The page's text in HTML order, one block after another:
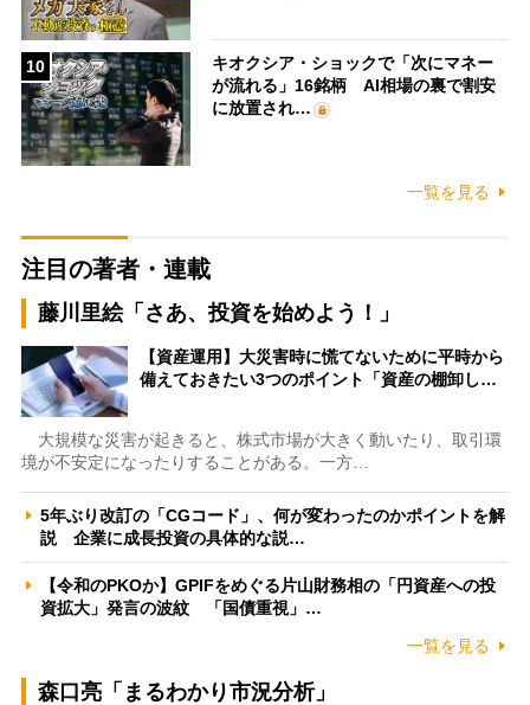
10
キオクシア・ショックで「次にマネー
が流れる」16銘柄 AI相場の裏で割安
に放置され…
一覧を見る
注目の著者・連載
藤川里絵「さあ、投資を始めよう！」
【資産運用】大災害時に慌てないために平時から
備えておきたい3つのポイント「資産の棚卸し…
大規模な災害が起きると、株式市場が大きく動いたり、取引環
境が不安定になったりすることがある。一方…
5年ぶり改訂の「CGコード」、何が変わったのかポイントを解
説 企業に成長投資の具体的な説…
【令和のPKOか】GPIFをめぐる片山財務相の「円資産への投
資拡大」発言の波紋 「国債重視」…
一覧を見る
森口亮「まるわかり市況分析」